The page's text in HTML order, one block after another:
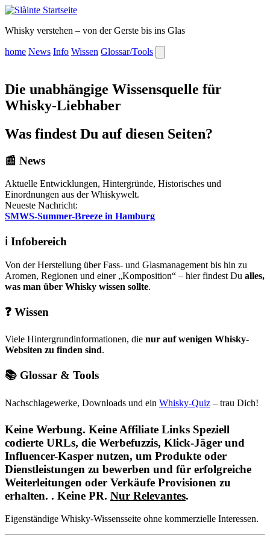
Whisky verstehen – von der Gerste bis ins Glas
home News Info Wissen Glossar/Tools
Die unabhängige Wissensquelle für
Whisky-Liebhaber
Was findest Du auf diesen Seiten?
📰 News
Aktuelle Entwicklungen, Hintergründe, Historisches und
Einordnungen aus der Whiskywelt.
Neueste Nachricht:
SMWS-Summer-Breeze in Hamburg
ℹ️ Infobereich
Von der Herstellung über Fass- und Glasmanagement bis hin zu
Aromen, Regionen und einer Komposition – hier findest Du alles,
was man über Whisky wissen sollte.
❓ Wissen
Viele Hintergrundinformationen, die nur auf wenigen Whisky-
Websiten zu finden sind.
📚 Glossar & Tools
Nachschlagewerke, Downloads und ein Whisky-Quiz – trau Dich!
Keine Werbung. Keine Affiliate Links Speziell
codierte URLs, die Werbefuzzis, Klick-Jäger und
Influencer-Kasper nutzen, um Produkte oder
Dienstleistungen zu bewerben und für erfolgreiche
Weiterleitungen oder Verkäufe Provisionen zu
erhalten. . Keine PR. Nur Relevantes.
Eigenständige Whisky-Wissensseite ohne kommerzielle Interessen.